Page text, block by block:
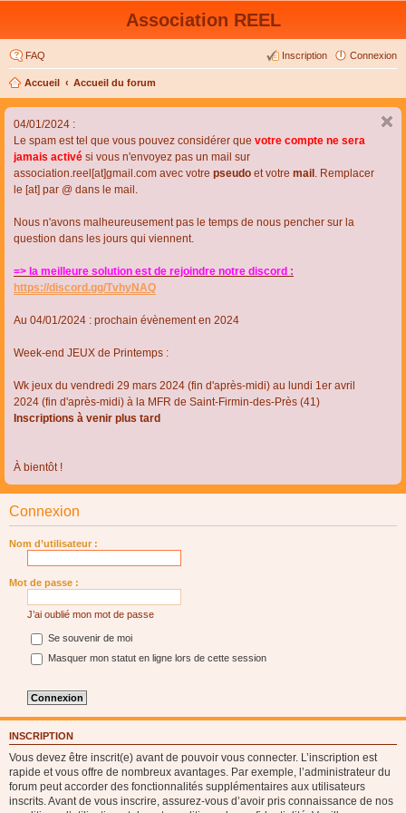
Association REEL
FAQ Connexion
Inscription
Accueil Accueil du forum
04/01/2024 :
Le spam est tel que vous pouvez considérer que votre compte ne sera
jamais activé si vous n'envoyez pas un mail sur
association.reel[at]gmail.com avec votre pseudo et votre mail . Remplacer
le [at] par @ dans le mail.
Nous n'avons malheureusement pas le temps de nous pencher sur la
question dans les jours qui viennent.
=> la meilleure solution est de rejoindre notre discord :
https://discord.gg/TvhyNAQ
Au 04/01/2024 : prochain évènement en 2024
Week-end JEUX de Printemps :
Wk jeux du vendredi 29 mars 2024 (fin d'après-midi) au lundi 1er avril
2024 (fin d'après-midi) à la MFR de Saint-Firmin-des-Près (41)
Inscriptions à venir plus tard
À bientôt !
Connexion
Nom d’utilisateur :
Mot de passe :
J’ai oublié mon mot de passe
Se souvenir de moi
Masquer mon statut en ligne lors de cette session
INSCRIPTION
Vous devez être inscrit(e) avant de pouvoir vous connecter. L’inscription est
rapide et vous offre de nombreux avantages. Par exemple, l’administrateur du
forum peut accorder des fonctionnalités supplémentaires aux utilisateurs
inscrits. Avant de vous inscrire, assurez-vous d’avoir pris connaissance de nos